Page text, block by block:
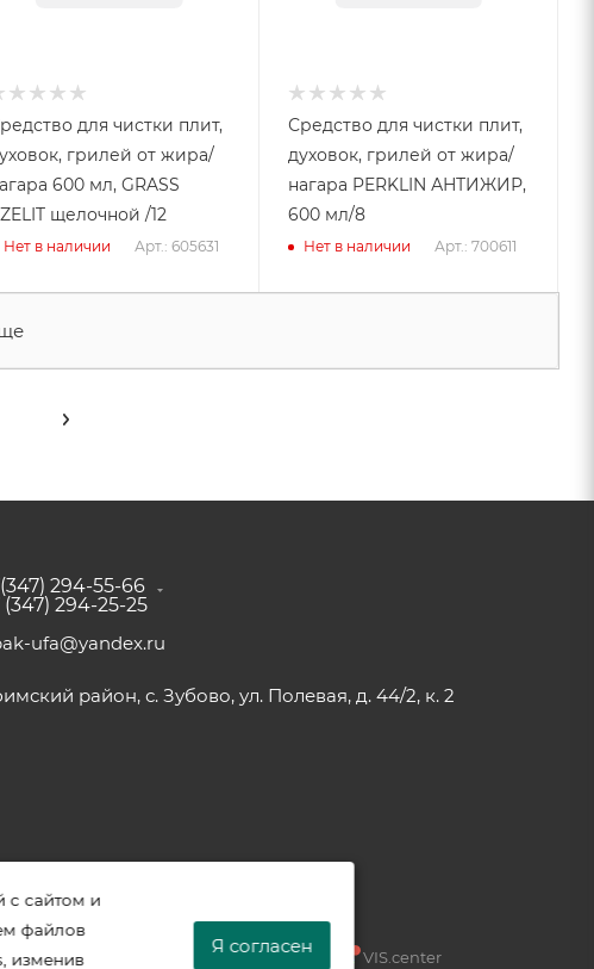
для чистки плит,
грилей от жира/
600 мл, GRASS
щелочной /12
Нет в наличии Арт.: 605631
Средство для чистки плит,
духовок, грилей от жира/
нагара PERKLIN АНТИЖИР,
600 мл/8
Нет в наличии Арт.: 700611
294-55-66
(347) 294-25-25
ufa@yandex.ru
район, с. Зубово, ул. Полевая, д. 44/2, к. 2
Разработка — VIS.center
с сайтом и
файлов
изменив
Я согласен